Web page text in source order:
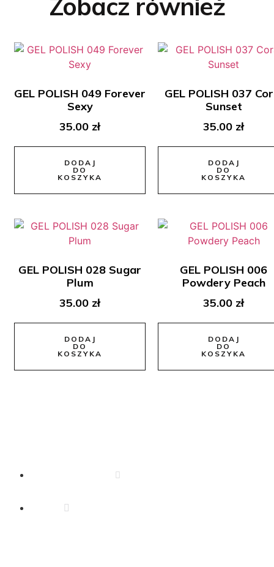
Zobacz również
GEL POLISH 049 Forever
Sexy
35.00 zł
DODAJ
DO
KOSZYKA
GEL POLISH 037
Sunset
35.00 zł
DODAJ
DO
KOSZYKA
GEL POLISH 028 Sugar
Plum
35.00 zł
DODAJ
DO
KOSZYKA
GEL POLISH 006
Powdery Peach
35.00 zł
DODAJ
DO
KOSZYKA